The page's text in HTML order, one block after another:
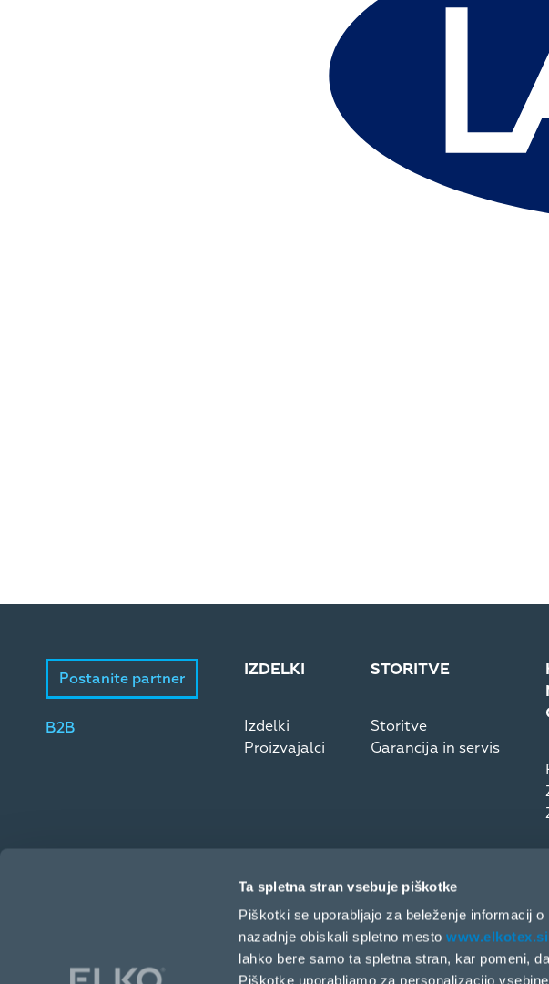
Ta spletna stran vsebuje piškotke
Piškotki se uporabljajo za beleženje informacij
nazadnje obiskali spletno mestowww.elkotex.si
lahko bere samo ta spletna stran, kar pomeni,
Piškotke uporabljamo za personalizacijo
Postanite partner
B2B
IZDELKI
Izdelki
Proizvajalci
STORITVE
Storitve
Garancija in servis
Magistrova 1, 1000 Ljubljana, Slovenija